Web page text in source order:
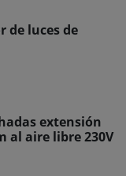
de luces de
extensión
al aire libre 230V